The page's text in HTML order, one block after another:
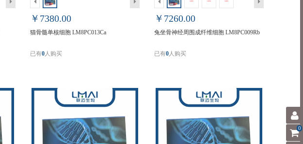
￥7380.00
猫骨髓单核细胞 LM8PC013Ca
已有0人购买
￥7260.00
兔坐骨神经周围成纤维细胞 LM8PC009Rb
已有0人购买
0